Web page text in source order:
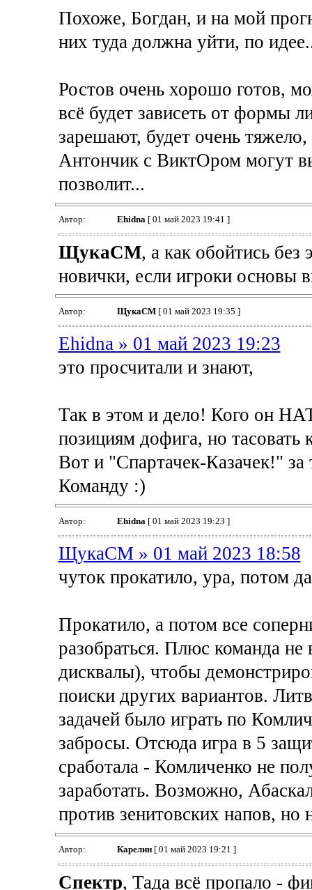
Похоже, Богдан, и на мой
них туда должна уйти, по
Ростов очень хорошо готов,
всё будет зависеть от формы
зарешают, будет очень
Антончик с ВиктОром могут
позволит...
Автор: Ehidna[ 01 май 2023 19:41 ]
ЩукаСМ, а как обойтись без
новички, если игроки основы
Автор: ЩукаСМ[ 01 май 2023 19:35 ]
Ehidna » 01 май 2023 19:23
это просчитали и знают,
Так в этом и дело! Кого он
позициям дофига, но
Вот и "Спартачек-Казачек!" за
Команду :)
Автор: Ehidna[ 01 май 2023 19:23 ]
ЩукаСМ » 01 май 2023 18:58
чуток прокатило, ура, потом
Прокатило, а потом все
разобраться. Плюс команда
дисквалы), чтобы
поиски других вариантов.
задачей было играть по
забросы. Отсюда игра в 5
сработала - Комличенко не
заработать. Возможно,
против зенитовских напов, но
Автор: Карелин[ 01 май 2023 19:21 ]
Спектр, Тада всё пропало -